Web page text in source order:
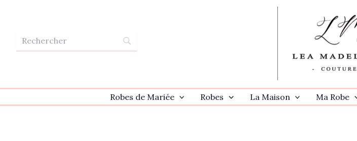
Robes de Mariée Robes La Maison Ma Robe